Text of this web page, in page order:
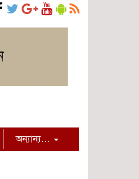
অন্যান্য…